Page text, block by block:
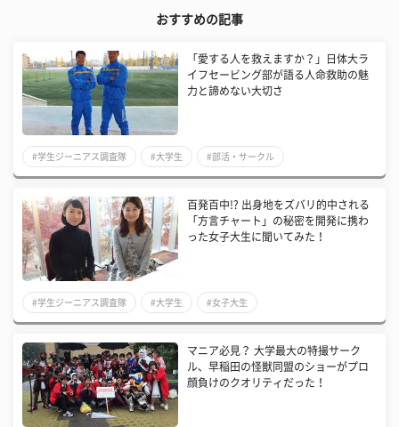
おすすめの記事
「愛する人を救えますか？」日体大ラ
イフセービング部が語る人命救助の魅
力と諦めない大切さ
#学生ジーニアス調査隊 #大学生 #部活・サークル
百発百中!? 出身地をズバリ的中される
「方言チャート」の秘密を開発に携わ
った女子大生に聞いてみた！
#学生ジーニアス調査隊 #大学生 #女子大生
マニア必見？ 大学最大の特撮サーク
ル、早稲田の怪獣同盟のショーがプロ
顔負けのクオリティだった！